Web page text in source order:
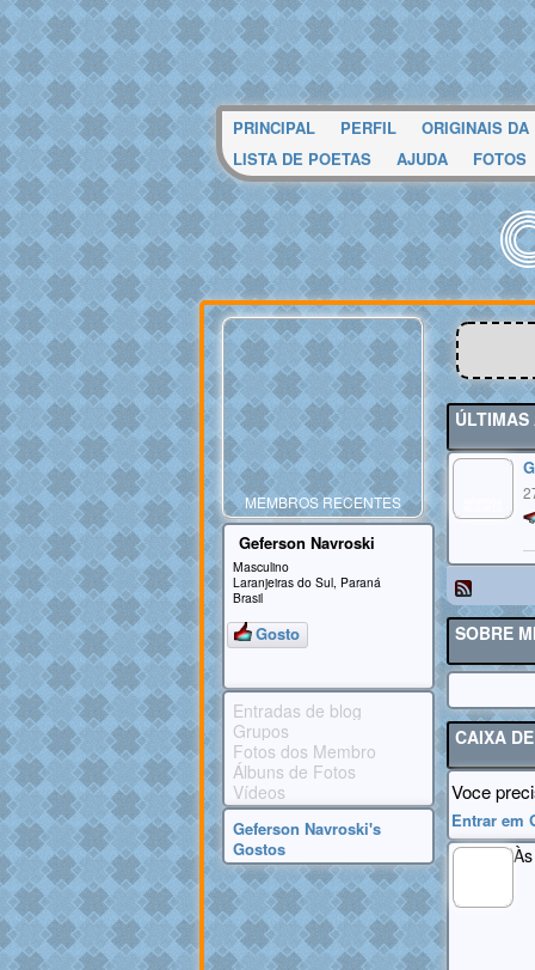
PRINCIPAL PERFIL
ORIGINAIS DA
LISTA DE POETAS
AJUDA FOTOS
MEMBROS RECENTES
Geferson Navroski
Masculino
Laranjeiras do Sul, Paraná
Brasil
Gosto
Entradas de blog
Grupos
Fotos dos Membro
Álbuns de Fotos
Vídeos
Geferson Navroski's
Gostos
ÚLTIMAS
SOBRE
CAIXA
Voce
Entrar em